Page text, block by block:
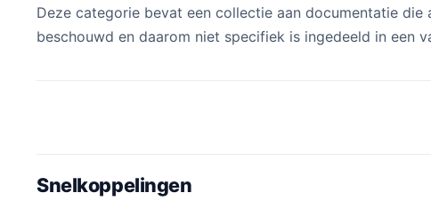
Deze categorie bevat een collectie aan documentatie die
beschouwd en daarom niet specifiek is ingedeeld in een
Snelkoppelingen